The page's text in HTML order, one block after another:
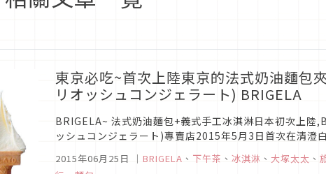
東京必吃~首次上陸東京的法式奶油麵
リオッシュコンジェラート) BRIGELA
BRIGELA~ 法式奶油麵包+義式手工冰淇淋日本初次上
ッシュコンジェラート)專賣店2015年5月3日首次在清澄
用牛奶完全取代水做成的法式奶油麵包Brioche ブ...
2015年06月25日 ｜ BRIGELA 、 下午茶 、 冰淇淋 、 大塚太太 、